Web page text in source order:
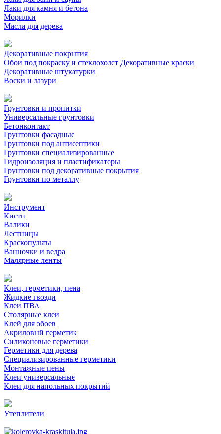
Лаки для камня и бетона
Морилки
Масла для дерева
Декоративные покрытия
Обои под покраску и стеклохолст Декоративные краски
Декоративные штукатурки
Воски и лазури
Грунтовки и пропитки
Универсальные грунтовки
Бетонконтакт
Грунтовки фасадные
Грунтовки под антисептики
Грунтовки специализированные
Гидроизоляция и пластификаторы
Грунтовки под декоративные покрытия
Грунтовки по металлу
Инструмент
Кисти
Валики
Лестницы
Краскопульты
Ванночки и ведра
Малярные ленты
Клеи, герметики, пена
Жидкие гвозди
Клеи ПВА
Столярные клеи
Клей для обоев
Акриловый герметик
Силиконовые герметики
Герметики для дерева
Специализированные герметики
Монтажные пены
Клеи универсальные
Клеи для напольных покрытий
Утеплители